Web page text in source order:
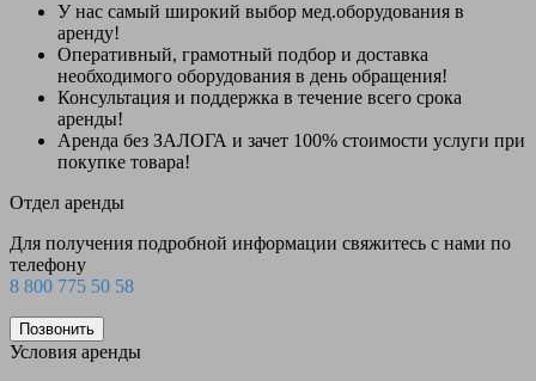
У нас самый широкий выбор мед.оборудования в
аренду!
Оперативный, грамотный подбор и доставка
необходимого оборудования в день обращения!
Консультация и поддержка в течение всего срока
аренды!
Аренда без ЗАЛОГА и зачет 100% стоимости услуги при
покупке товара!
Отдел аренды
Для получения подробной информации свяжитесь с нами по
телефону
8 800 775 50 58
Позвонить
Условия аренды